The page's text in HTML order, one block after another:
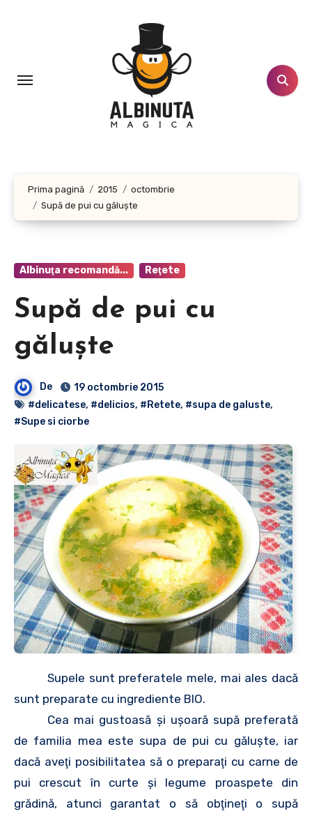
Prima pagină 2015
octombrie
Supă de pui cu găluşte
Albinuţa recomandă... Reţete
Supă de pui cu
găluşte
De
19 octombrie 2015
#delicatese, #delicios, #Retete, #supa de galuste,
#Supe si ciorbe
Supele sunt preferatele mele, mai ales dacă
sunt preparate cu ingrediente BIO.
Cea mai gustoasă şi uşoară supă preferată
de familia mea este supa de pui cu găluşte, iar
dacă aveţi posibilitatea să o preparaţi cu carne de
pui crescut în curte şi legume proaspete din
grădină, atunci garantat o să obţineţi o supă